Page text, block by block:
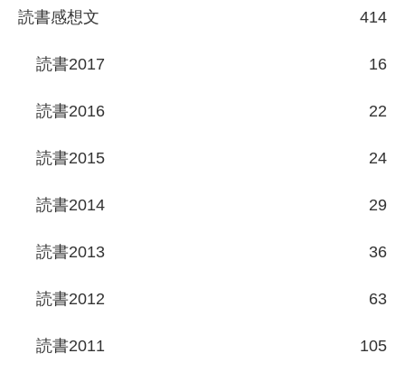
読書感想文 414
読書2017 16
読書2016 22
読書2015 24
読書2014 29
読書2013 36
読書2012 63
読書2011 105